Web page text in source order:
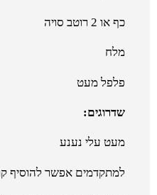
כף או 2 רוטב סויה
מלח
פלפל מעט
שדרוגים:
מעט עלי נענע
למתקדמים אפשר להוסיף